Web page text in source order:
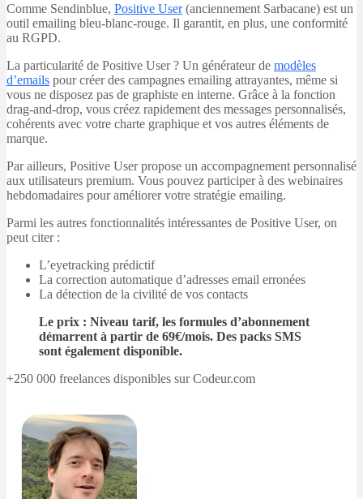
Comme Sendinblue, Positive User(anciennement Sarbacane) est un
outil emailing bleu-blanc-rouge. Il garantit, en plus, une conformité
au RGPD.
La particularité de Positive User ? Un générateur de modèles
d’emails pour créer des campagnes emailing attrayantes, même si
vous ne disposez pas de graphiste en interne. Grâce à la fonction
drag-and-drop, vous créez rapidement des messages personnalisés,
cohérents avec votre charte graphique et vos autres éléments de
marque.
Par ailleurs, Positive User propose un accompagnement personnalisé
aux utilisateurs premium. Vous pouvez participer à des webinaires
hebdomadaires pour améliorer votre stratégie emailing.
Parmi les autres fonctionnalités intéressantes de Positive User, on
peut citer :
L’eyetracking prédictif
La correction automatique d’adresses email erronées
La détection de la civilité de vos contacts
Le prix : Niveau tarif, les formules d’abonnement
démarrent à partir de 69€/mois. Des packs SMS
sont également disponible.
+250 000 freelances disponibles sur Codeur.com